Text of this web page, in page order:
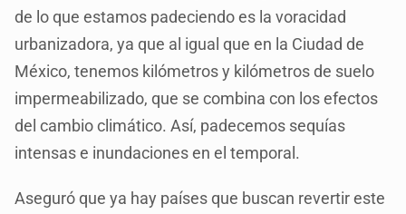
de lo que estamos padeciendo es la voracidad
urbanizadora, ya que al igual que en la Ciudad de
México, tenemos kilómetros y kilómetros de suelo
impermeabilizado, que se combina con los efectos
del cambio climático. Así, padecemos sequías
intensas e inundaciones en el temporal.
Aseguró que ya hay países que buscan revertir este